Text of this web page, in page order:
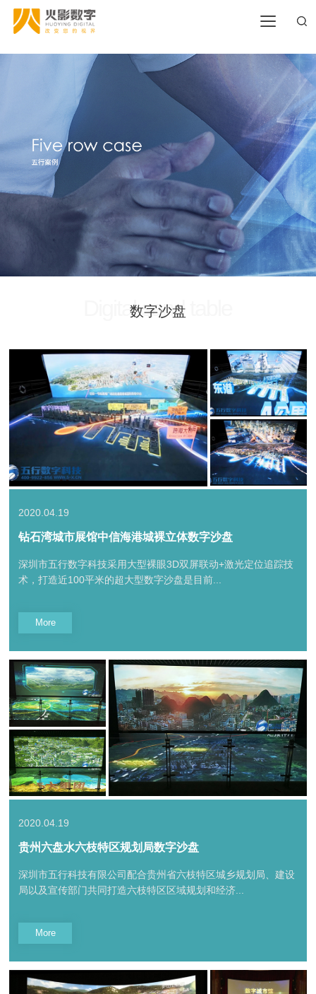
首页
企业文化
数字沙盘
数字展馆
五行案例
数字沙盘
数字展馆
服务支持
数字沙盘
Digital sand table
2020.04.19
钻石湾城市展馆中信海港城裸立体数字沙盘
深圳市五行数字科技采用大型裸眼3D双屏联动+激光定位追踪技
术，打造近100平米的超大型数字沙盘是目前...
More
2020.04.19
贵州六盘水六枝特区规划局数字沙盘
深圳市五行科技有限公司配合贵州省六枝特区城乡规划局、建设
局以及宣传部门共同打造六枝特区区域规划和经济...
More